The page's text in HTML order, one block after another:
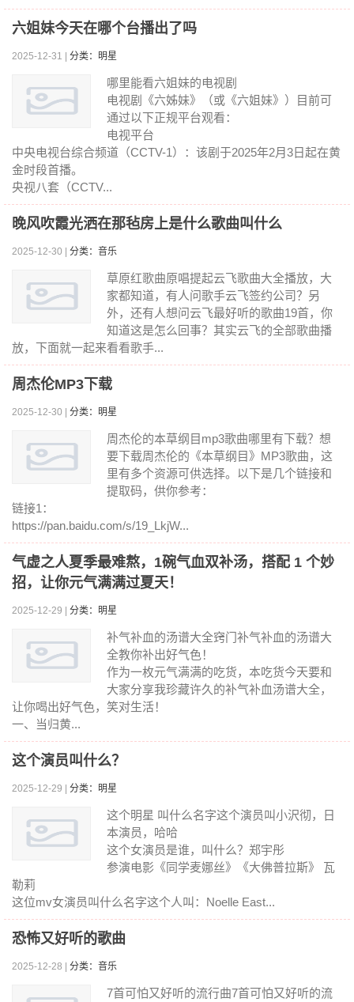
六姐妹今天在哪个台播出了吗
2025-12-31 | 分类：明星
哪里能看六姐妹的电视剧
电视剧《六姊妹》（或《六姐妹》）目前可
通过以下正规平台观看：
电视平台
中央电视台综合频道（CCTV-1）：该剧于2025年2月3日起在黄
金时段首播。
央视八套（CCTV...
晚风吹霞光洒在那毡房上是什么歌曲叫什么
2025-12-30 | 分类：音乐
草原红歌曲原唱提起云飞歌曲大全播放，大
家都知道，有人问歌手云飞签约公司？另
外，还有人想问云飞最好听的歌曲19首，你
知道这是怎么回事？其实云飞的全部歌曲播
放，下面就一起来看看歌手...
周杰伦MP3下载
2025-12-30 | 分类：明星
周杰伦的本草纲目mp3歌曲哪里有下载？想
要下载周杰伦的《本草纲目》MP3歌曲，这
里有多个资源可供选择。以下是几个链接和
提取码，供你参考：
链接1：
https://pan.baidu.com/s/19_LkjW...
气虚之人夏季最难熬，1碗气血双补汤，搭配 1 个妙
招，让你元气满满过夏天！
2025-12-29 | 分类：明星
补气补血的汤谱大全窍门补气补血的汤谱大
全教你补出好气色！
作为一枚元气满满的吃货，本吃货今天要和
大家分享我珍藏许久的补气补血汤谱大全，
让你喝出好气色，笑对生活！
一、当归黄...
这个演员叫什么？
2025-12-29 | 分类：明星
这个明星 叫什么名字这个演员叫小沢彻，日
本演员，哈哈
这个女演员是谁，叫什么？郑宇彤
参演电影《同学麦娜丝》《大佛普拉斯》 瓦
勒莉
这位mv女演员叫什么名字这个人叫：Noelle East...
恐怖又好听的歌曲
2025-12-28 | 分类：音乐
7首可怕又好听的流行曲7首可怕又好听的流